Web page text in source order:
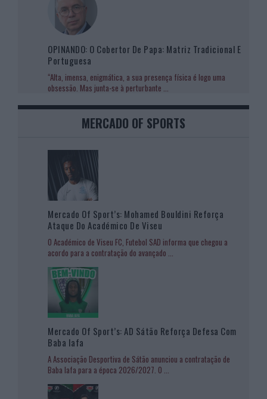
OPINANDO: O Cobertor De Papa: Matriz Tradicional E
Portuguesa
“Alta, imensa, enigmática, a sua presença física é logo uma
obsessão. Mas junta-se à perturbante ...
MERCADO OF SPORTS
Mercado Of Sport’s: Mohamed Bouldini Reforça
Ataque Do Académico De Viseu
O Académico de Viseu FC, Futebol SAD informa que chegou a
acordo para a contratação do avançado ...
Mercado Of Sport’s: AD Sátão Reforça Defesa Com
Baba Iafa
A Associação Desportiva de Sátão anunciou a contratação de
Baba Iafa para a época 2026/2027. O ...